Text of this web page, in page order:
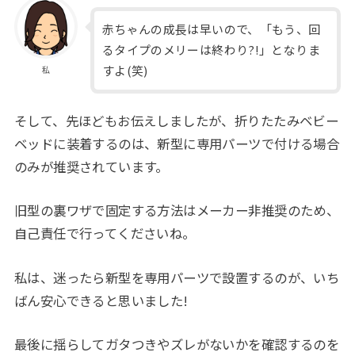
私
赤ちゃんの成長は早いので、「もう、回
るタイプのメリーは終わり?!」となりま
すよ(笑)
そして、先ほどもお伝えしましたが、折りたたみベビー
ベッドに装着するのは、新型に専用パーツで付ける場合
のみが推奨されています。
旧型の裏ワザで固定する方法はメーカー非推奨のため、
自己責任で行ってくださいね。
私は、迷ったら新型を専用パーツで設置するのが、いち
ばん安心できると思いました!
最後に揺らしてガタつきやズレがないかを確認するのを